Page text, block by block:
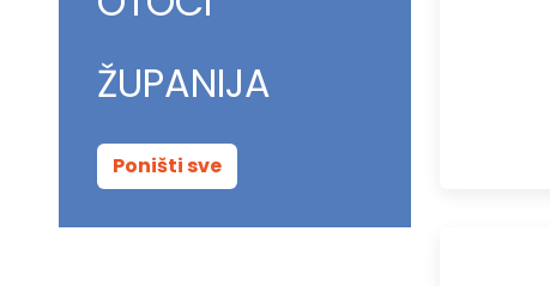
ŽUPANIJA
Poništi sve